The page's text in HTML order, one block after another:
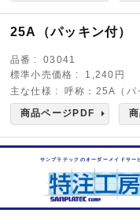
25A（パッキン付）
品番
03041
標準小売価格
1,240円
主な仕様
呼称：25A（パ
商品ページPDF
サンプラテックのオーダーメイドサー